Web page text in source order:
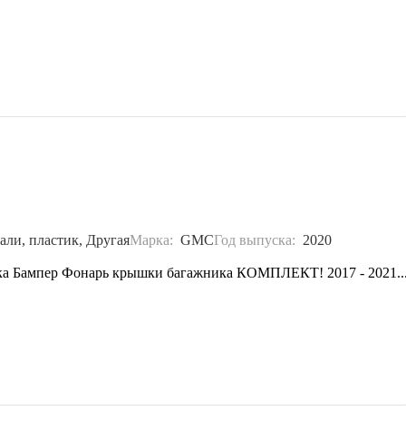
пластик, ДругаяМарка: GMCГод выпуска: 2020
Бампер Фонарь крышки багажника КОМПЛЕКТ! 2017 -